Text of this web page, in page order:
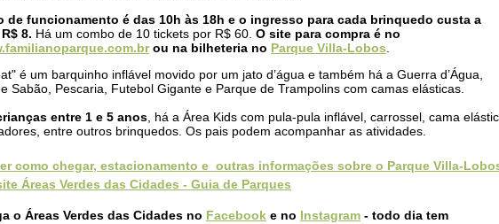
de funcionamento é das 10h às 18h e o ingresso para cada brinquedo custa a
8. Há um combo de 10 tickets por R$ 60. O site para compra é no
ou na bilheteria no Parque Villa-Lobos
é um barquinho inflável movido por um jato d’água e também há a Guerra d’Água,
Sabão, Pescaria, Futebol Gigante e Parque de Trampolins com camas elásticas.
entre 1 e 5 anos , há a Área Kids com pula-pula inflável, carrossel, cama
entre outros brinquedos. Os pais podem acompanhar as atividades.
como chegar, estacionamento e outras informações sobre o Parque Villa-
Áreas Verdes das Cidades - Guia de Parques
o Áreas Verdes das Cidades no Facebook e no Instagram - todo dia tem